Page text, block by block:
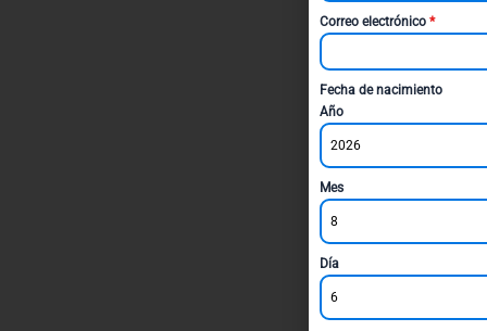
Correo electrónico *
Fecha de nacimiento
Año
2026
Mes
8
Día
6